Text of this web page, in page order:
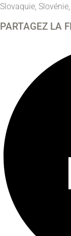
Slovaquie,
PARTAGEZ LA